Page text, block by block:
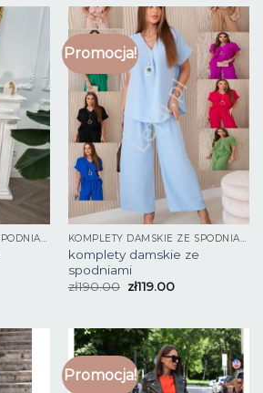
KOMPLETY DAMSKIE ZE SPODNIAMI
Promocja!
KOMPLETY DAMSKIE ZE SPODNIAMI
komplety damskie ze
spodniami
zł190.00 zł119.00
Promocja!